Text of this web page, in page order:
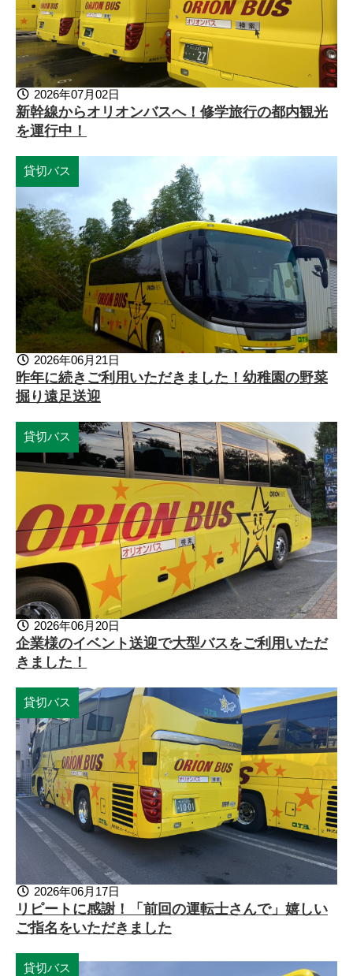
2026年07月02日
新幹線からオリオンバスへ！修学旅行の都内観光
を運行中！
貸切バス
2026年06月21日
昨年に続きご利用いただきました！幼稚園の野菜
掘り遠足送迎
貸切バス
2026年06月20日
企業様のイベント送迎で大型バスをご利用いただ
きました！
貸切バス
2026年06月17日
リピートに感謝！「前回の運転士さんで」嬉しい
ご指名をいただきました
貸切バス